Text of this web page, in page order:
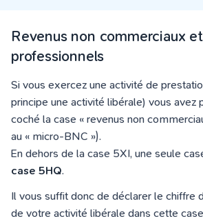
Revenus non commerciaux et
professionnels
Si vous exercez une activité de
principe une activité libérale) vous avez
coché la case « revenus non
au « micro-BNC »).
En dehors de la case 5XI, une seule
case 5HQ.
Il vous suffit donc de déclarer le chiffre
de votre activité libérale dans cette